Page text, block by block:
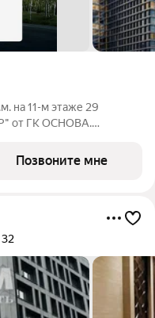
на 11-м этаже 29
от ГК ОСНОВА.
Черёмушки на Юго-
Позвоните мне
32